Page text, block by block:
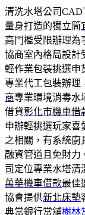
清洗水塔公司CAD
量身打造的獨立筒
高門檻受限辦理為
協商室內格局設計
輕作業包裝挑選申
專業代工包裝辦理
商專業環境消毒水
借貸彰化市機車借
申辦輕挑選玩家喜
之相關，有系統廚
融資管道且免財力
司 定位專業水塔清
萬華機車借款最佳
協會提供新北床墊
典當銀行當舖樹林